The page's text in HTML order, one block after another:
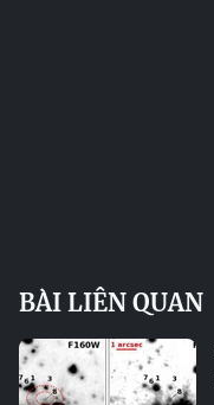
BÀI LIÊN QUAN